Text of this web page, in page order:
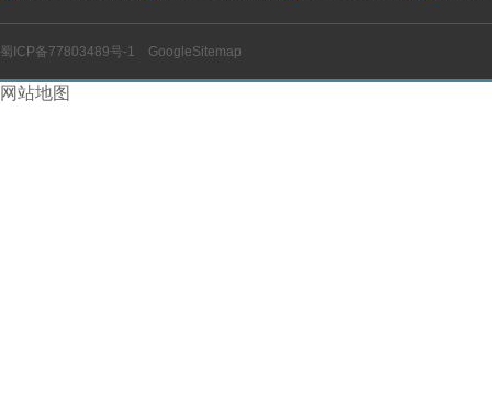
蜀ICP备77803489号-1 GoogleSitemap
网站地图